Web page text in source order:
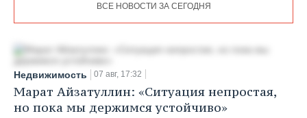
ВСЕ НОВОСТИ ЗА СЕГОДНЯ
Недвижимость 07 авг, 17:32
Марат Айзатуллин: «Ситуация непростая,
но пока мы держимся устойчиво»